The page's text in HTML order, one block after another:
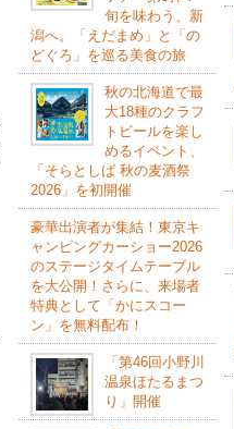
旬を味わう、新
潟へ。「えだまめ」と「の
どぐろ」を巡る美食の旅
秋の北海道で最
大18種のクラフ
トビールを楽し
めるイベント、
「そらとしば 秋の麦酒祭
2026」を初開催
豪華出演者が集結！東京キ
ャンピングカーショー2026
のステージタイムテーブル
を大公開！さらに、来場者
特典として「かにスコー
ン」を無料配布！
「第46回小野川
温泉ほたるまつ
り」開催